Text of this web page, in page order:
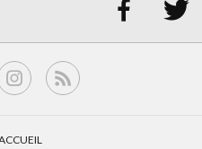
 